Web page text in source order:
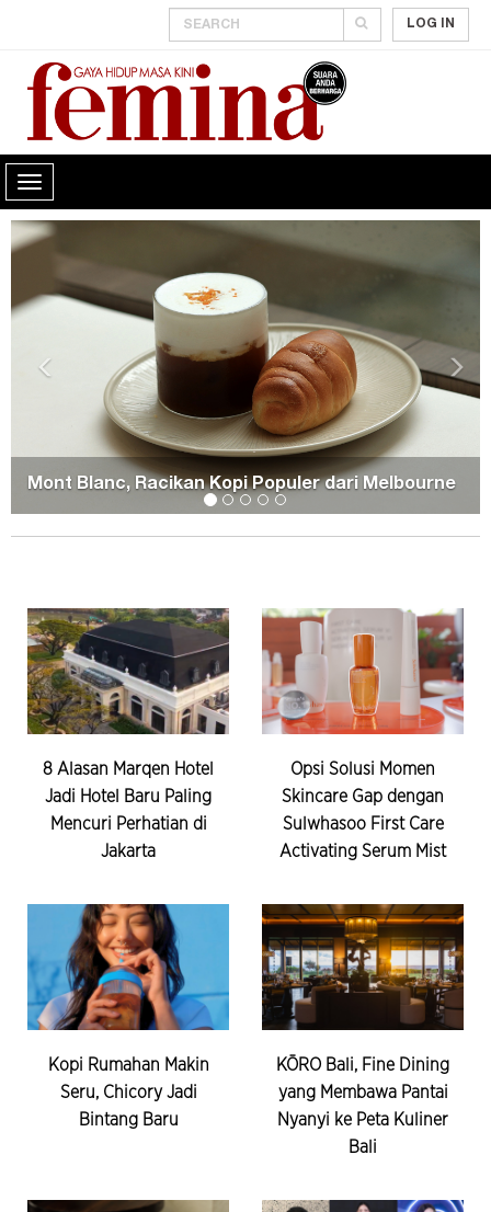
LOG IN
Parade Gaya di Blue Dragon Series Awards 2026
Previous
8 Alasan Marqen Hotel
Jadi Hotel Baru Paling
Mencuri Perhatian di
Jakarta
Opsi Solusi Momen
Skincare Gap dengan
Sulwhasoo First Care
Activating Serum Mist
Kopi Rumahan Makin
Seru, Chicory Jadi
Bintang Baru
KŌRO Bali, Fine Dining
yang Membawa Pantai
Nyanyi ke Peta Kuliner
Bali